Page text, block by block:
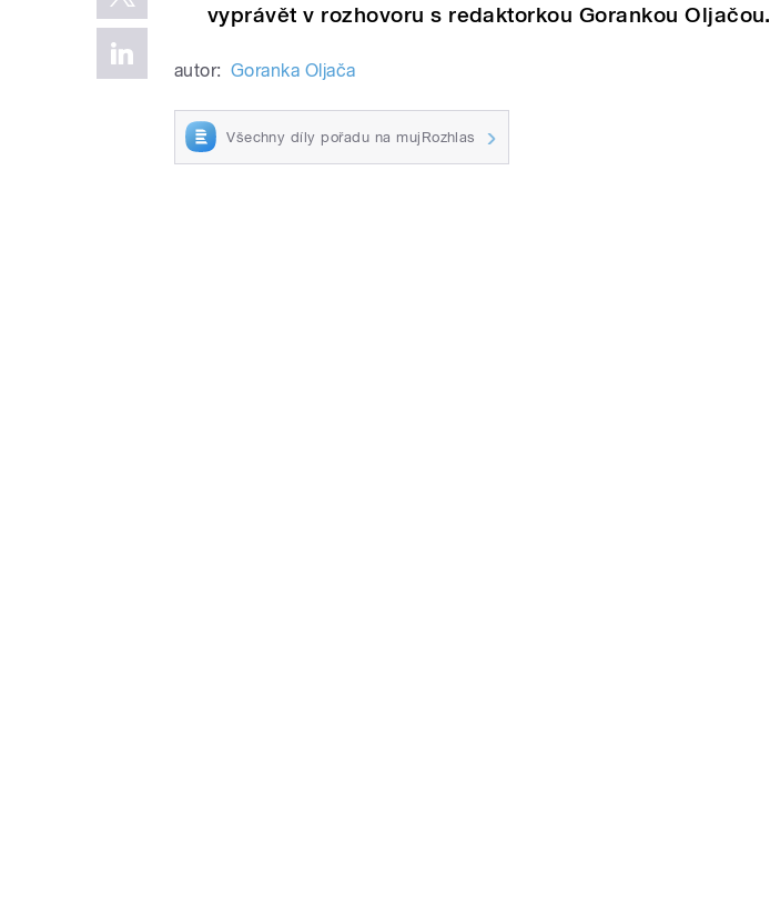
vyprávět v rozhovoru s redaktorkou Gorankou Oljačou.
autor: Goranka Oljača
Všechny díly pořadu na mujRozhlas